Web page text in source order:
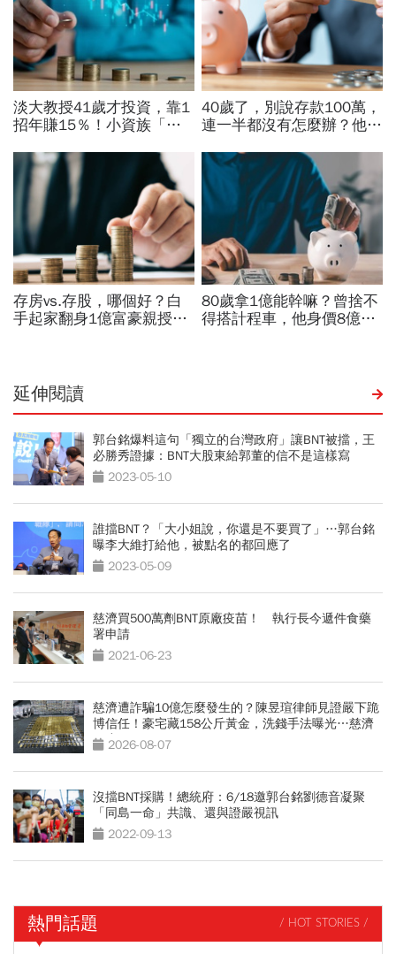
延伸閱讀
郭台銘爆料這句「獨立的台灣政府」讓BNT被擋，王
必勝秀證據：BNT大股東給郭董的信不是這樣寫
2023-05-10
誰擋BNT？「大小姐說，你還是不要買了」…郭台銘
曝李大維打給他，被點名的都回應了
2023-05-09
慈濟買500萬劑BNT原廠疫苗！ 執行長今遞件食藥
署申請
2021-06-23
慈濟遭詐騙10億怎麼發生的？陳昱瑄律師見證嚴下跪
博信任！豪宅藏158公斤黃金，洗錢手法曝光…慈濟
回應了
2026-08-07
沒擋BNT採購！總統府：6/18邀郭台銘劉德音凝聚
「同島一命」共識、還與證嚴視訊
2022-09-13
熱門話題 / HOT STORIES /